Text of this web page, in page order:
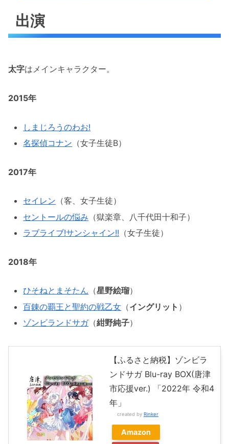
出演
太字はメインキャラクター。
2015年
しまじろうのわお!
名探偵コナン （女子生徒B）
2017年
セイレン （客、女子生徒）
セントールの悩み （獄楽章、八千代田十和子）
ラブライブ!サンシャイン!! （女子生徒）
2018年
ひそねとまそたん （星野絵瑠）
百錬の覇王と聖約の戦乙女 （イングリット ）
ゾンビランドサガ（紺野純子）
【ふるさと納税】ゾンビラ
ンドサガ Blu-ray BOX(唐津
市応援ver.) 「2022年 令和4
年」
created by Rinker
Amazon